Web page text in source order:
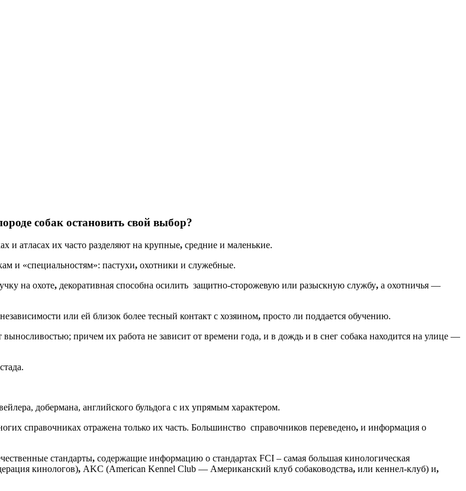
собак остановить свой выбор?
и атласах их часто разделяют на крупные, средние и маленькие.
и «специальностям»: пастухи, охотники и служебные.
на охоте, декоративная способна осилить защитно-сторожевую или разыскную службу, а охотничья —
или ей близок более тесный контакт с хозяином, просто ли поддается обучению.
причем их работа не зависит от времени года, и в дождь и в снег собака находится на улице —
добермана, английского бульдога с их упрямым характером.
справочниках отражена только их часть. Большинство справочников переведено, и информация о
стандарты, содержащие информацию о стандартах FCI – самая большая кинологическая
кинологов), AKC (American Kennel Club — Американский клуб собаководства, или кеннел-клуб) и,